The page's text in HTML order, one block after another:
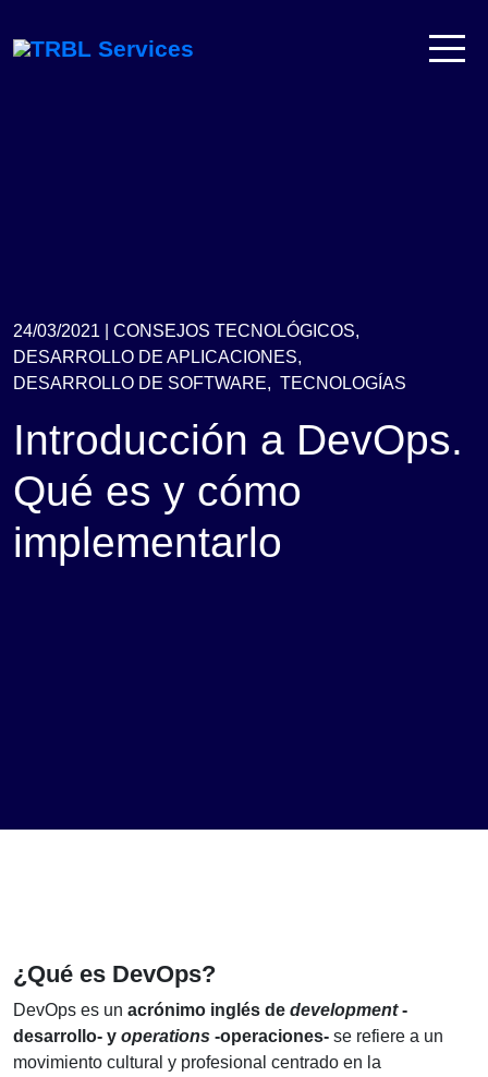
24/03/2021 | CONSEJOS TECNOLÓGICOS,
DESARROLLO DE APLICACIONES,
DESARROLLO DE SOFTWARE, TECNOLOGÍAS
Introducción a DevOps.
Qué es y cómo
implementarlo
¿Qué es DevOps?
DevOps es un acrónimo inglés de development-
desarrollo- y operations -operaciones- se refiere a un
movimiento cultural y profesional centrado en la